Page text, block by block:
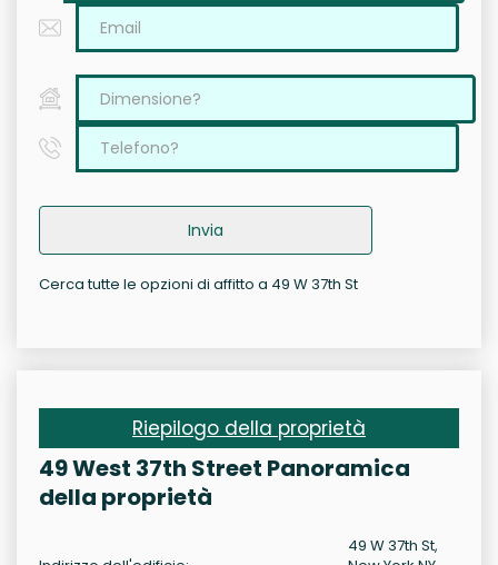
Invia
Cerca tutte le opzioni di affitto a 49 W 37th St
Riepilogo della proprietà
49 West 37th Street Panoramica
della proprietà
49 W 37th St,